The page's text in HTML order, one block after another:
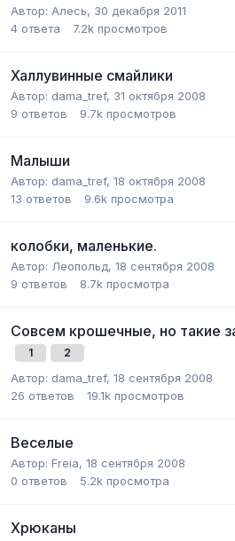
Автор: Алесь, 30 декабря 2011
4 ответа 7.2k просмотров
Халлувинные смайлики
Автор: dama_tref, 31 октября 2008
9 ответов 9.7k просмотров
Малыши
Автор: dama_tref, 18 октября 2008
13 ответов 9.6k просмотра
колобки, маленькие.
Автор: Леопольд, 18 сентября 2008
9 ответов 8.7k просмотра
Совсем крошечные, но такие
1 2
Автор: dama_tref, 18 сентября 2008
26 ответов 19.1k просмотров
Веселые
Автор: Freia, 18 сентября 2008
0 ответов 5.2k просмотра
Хрюканы